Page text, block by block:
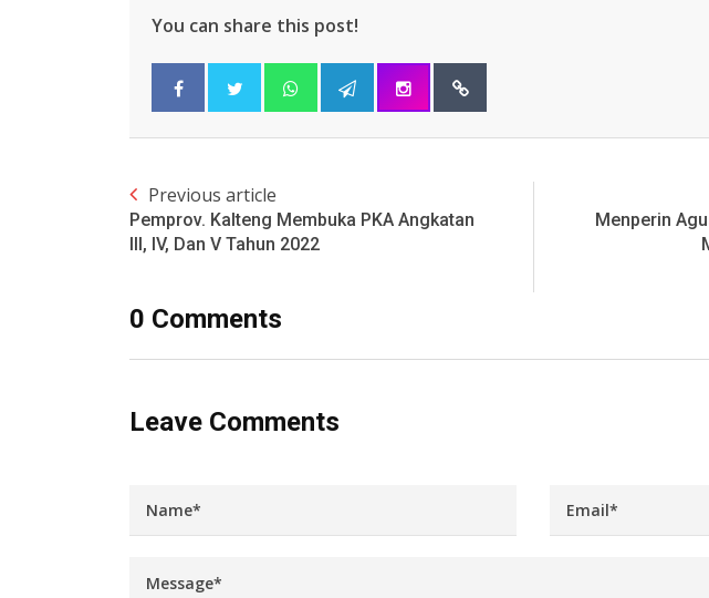
You can share this post!
Previous article
Pemprov. Kalteng Membuka PKA Angkatan
III, IV, Dan V Tahun 2022
Menperin
0 Comments
Leave Comments